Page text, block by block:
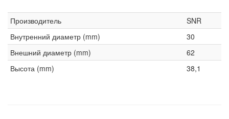
Производитель
SNR
Внутренний диаметр (mm)
30
Внешний диаметр (mm)
62
Высота (mm)
38,1